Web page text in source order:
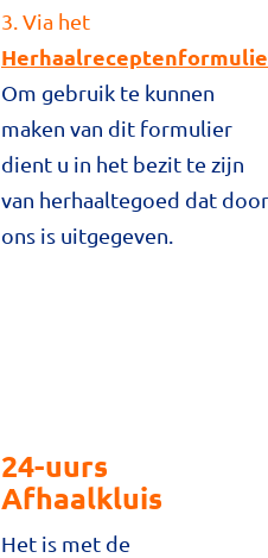
3. Via het
Om gebruik te kunnen
maken van dit formulier
dient u in het bezit te zijn
van herhaaltegoed dat door
ons is uitgegeven.
24-uurs
Afhaalkluis
Het is met de